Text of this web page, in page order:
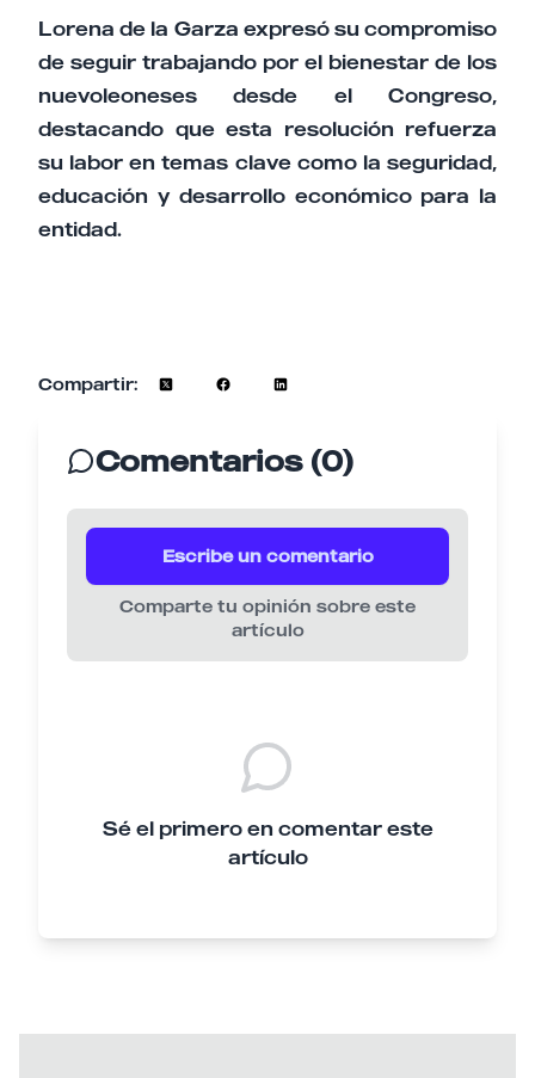
Lorena de la Garza expresó su compromiso
de seguir trabajando por el bienestar de los
nuevoleoneses desde el Congreso,
destacando que esta resolución refuerza
su labor en temas clave como la seguridad,
educación y desarrollo económico para la
entidad.
Compartir:
Comentarios (0)
Escribe un comentario
Comparte tu opinión sobre este
artículo
Sé el primero en comentar este
artículo